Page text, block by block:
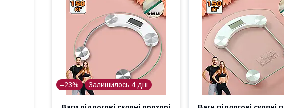
–23% Залишилось 4 дні